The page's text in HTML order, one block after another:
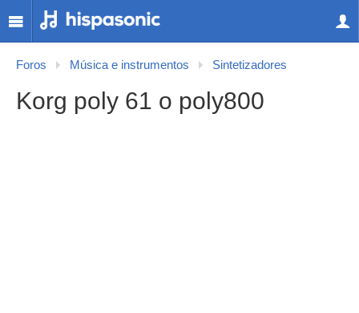
Foros Música e instrumentos Sintetizadores
Korg poly 61 o poly800